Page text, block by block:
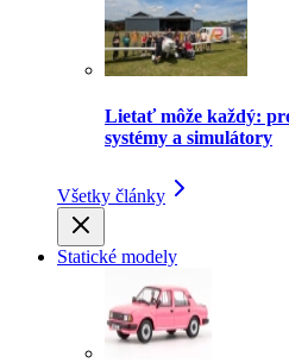
Lietať môže každý:
systémy a simulátory
Všetky články
Statické modely